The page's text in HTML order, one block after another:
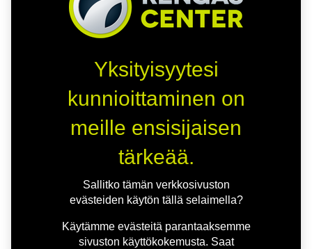
Yksityisyytesi
kunnioittaminen on
meille ensisijaisen
tärkeää.
Sallitko tämän verkkosivuston
evästeiden käytön tällä selaimella?
Käytämme evästeitä parantaaksemme
sivuston käyttökokemusta. Saat